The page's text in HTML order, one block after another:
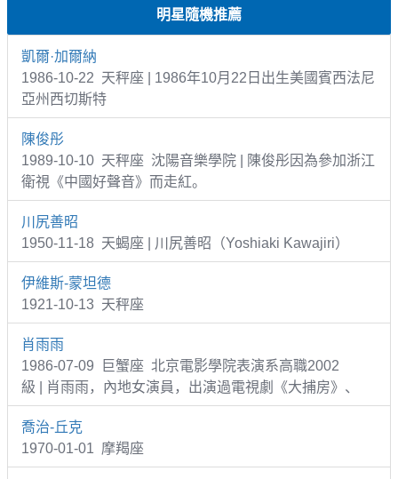
明星隨機推薦
凱爾·加爾納
1986-10-22 天秤座 | 1986年10月22日出生美國賓西法尼
亞州西切斯特
陳俊彤
1989-10-10 天秤座 沈陽音樂學院 | 陳俊彤因為參加浙江
衛視《中國好聲音》而走紅。
川尻善昭
1950-11-18 天蝎座 | 川尻善昭（Yoshiaki Kawajiri）
伊維斯-蒙坦德
1921-10-13 天秤座
肖雨雨
1986-07-09 巨蟹座 北京電影學院表演系高職2002
級 | 肖雨雨，內地女演員，出演過電視劇《大捕房》、
喬治-丘克
1970-01-01 摩羯座